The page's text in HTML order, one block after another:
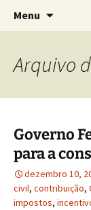
conteúdo
Concretos e
Menu
Arquivo
Governo
para a
dezembro 10,
civil, contribuição,
impostos,